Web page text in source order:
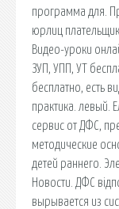
программа для.
юрлиц
Видео-уроки
ЗУП, УПП, УТ
бесплатно, есть
практика. левый.
сервис от ДФС,
методические
детей раннего.
Новости. ДФС
вырывается из